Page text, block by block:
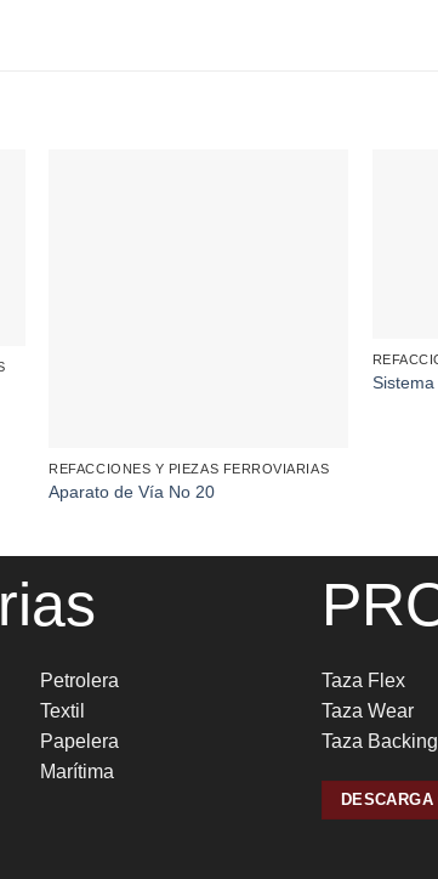
REFACCIONES Y PIEZAS FERROVIARIAS
Aparato de Vía No 20
Petrolera
Textil
Papelera
Marítima
Taza Flex
Taza Wear
Taza Backing